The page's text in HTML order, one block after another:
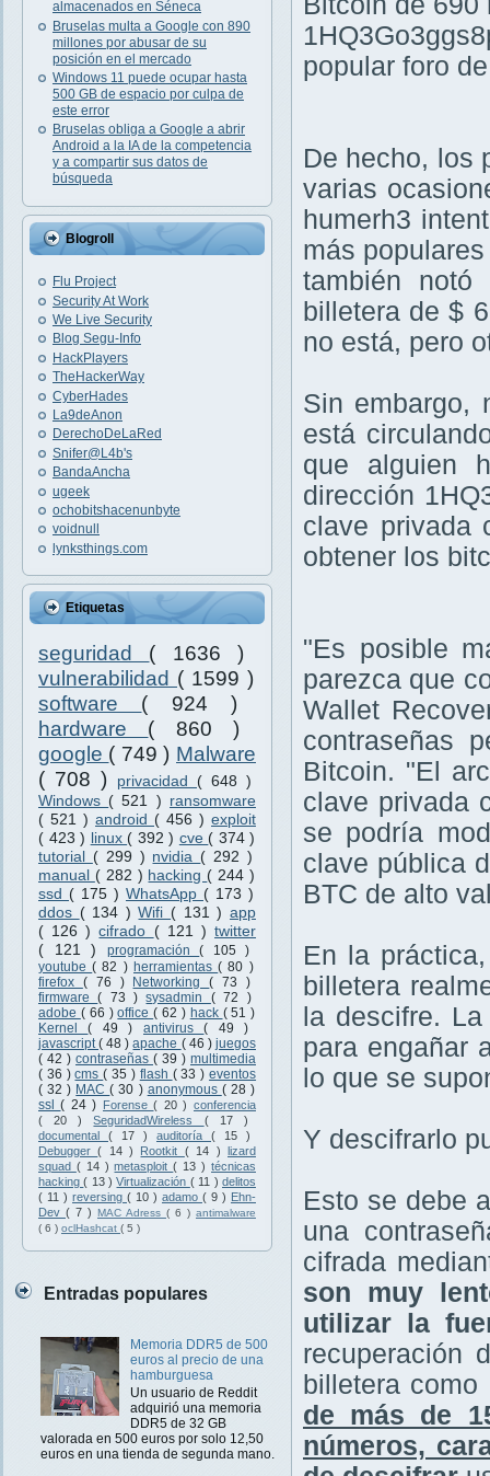
almacenados en Séneca
Bruselas multa a Google con 890
millones por abusar de su
posición en el mercado
Windows 11 puede ocupar hasta
500 GB de espacio por culpa de
este error
Bruselas obliga a Google a abrir
Android a la IA de la competencia
y a compartir sus datos de
búsqueda
Blogroll
Flu Project
Security At Work
We Live Security
Blog Segu-Info
HackPlayers
TheHackerWay
CyberHades
La9deAnon
DerechoDeLaRed
Snifer@L4b's
BandaAncha
ugeek
ochobitshacenunbyte
voidnull
lynksthings.com
Etiquetas
seguridad ( 1636 )
vulnerabilidad ( 1599 )
software ( 924 )
hardware ( 860 )
google ( 749 ) Malware
( 708 )
privacidad ( 648 )
Windows ( 521 ) ransomware
( 521 ) android ( 456 ) exploit
( 423 ) linux ( 392 ) cve ( 374 )
tutorial ( 299 ) nvidia ( 292 )
manual ( 282 ) hacking ( 244 )
ssd ( 175 ) WhatsApp ( 173 )
ddos ( 134 )Wifi ( 131 ) app
( 126 )cifrado ( 121 )twitter
( 121 ) programación( 105 )
youtube( 82 ) herramientas( 80 )
firefox ( 76 ) Networking( 73 )
firmware( 73 )sysadmin ( 72 )
adobe ( 66 )office( 62 ) hack ( 51 )
Kernel( 49 ) antivirus( 49 )
javascript( 48 )apache ( 46 ) juegos
( 42 ) contraseñas ( 39 ) multimedia
( 36 )cms( 35 ) flash ( 33 )eventos
( 32 ) MAC( 30 ) anonymous ( 28 )
ssl( 24 ) Forense( 20 ) conferencia
( 20 )SeguridadWireless ( 17 )
documental ( 17 ) auditoría ( 15 )
Debugger( 14 ) Rootkit ( 14 ) lizard
squad ( 14 )metasploit( 13 ) técnicas
hacking( 13 )Virtualización ( 11 ) delitos
( 11 ) reversing ( 10 ) adamo ( 9 ) Ehn-
Dev ( 7 ) MAC Adress ( 6 ) antimalware
( 6 ) oclHashcat ( 5 )
Entradas populares
Memoria DDR5 de 500
euros al precio de una
hamburguesa
Un usuario de Reddit
adquirió una memoria
DDR5 de 32 GB
valorada en 500 euros por solo 12,50
euros en una tienda de segunda mano.
popular foro
De hecho, los
varias
humerh3
más
también
billetera de $
no está, pero
Sin embargo,
está
que alguien
dirección
clave privada
obtener los
"Es posible
parezca que
Wallet
contraseñas
Bitcoin. "El
clave privada
se podría
clave pública
BTC de alto
En la
billetera
la descifre.
para engañar
lo que se
Y descifrarlo
Esto se debe
una
cifrada
son muy
utilizar la
recuperación
billetera
de más de
números,